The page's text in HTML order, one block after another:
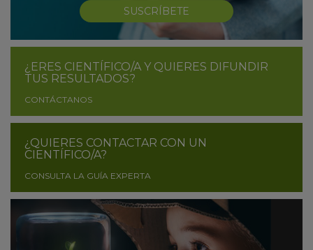
SUSCRÍBETE
¿ERES CIENTÍFICO/A Y QUIERES DIFUNDIR
TUS RESULTADOS?
CONTÁCTANOS
¿QUIERES CONTACTAR CON UN
CIENTÍFICO/A?
CONSULTA LA GUÍA EXPERTA